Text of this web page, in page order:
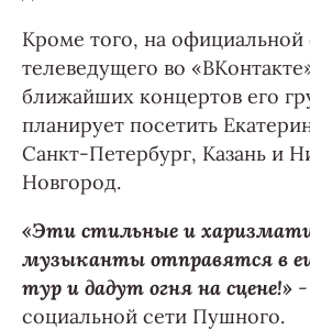
Кроме того, на официальной
телеведущего во
ближайших концертов его
планирует посетить
Санкт-Петербург, Казань и
Новгород.
«Эти стильные и
музыканты отправятся в
тур и дадут огня на сцене!» -
социальной сети Пушного.